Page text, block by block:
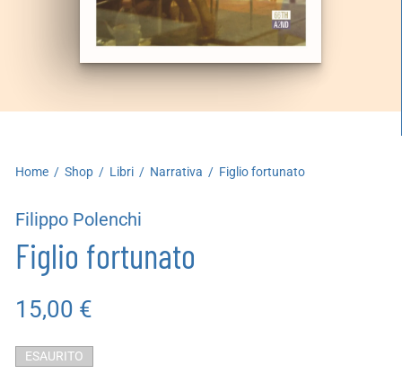
Home / Shop / Libri / Narrativa / Figlio fortunato
Filippo Polenchi
Figlio fortunato
15,00 €
ESAURITO